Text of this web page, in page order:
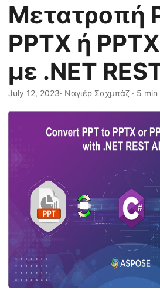
π
λ
ο
γ
η
σ
Μετατροπή
PPTX ή
με .NET
July 12, 2023· Ναγιέρ Σαχμπάζ · 5 min